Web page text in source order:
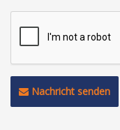
Nachricht senden